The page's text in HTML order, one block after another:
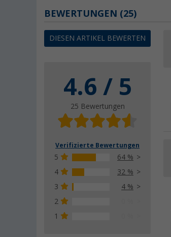
BEWERTUNGEN (25)
DIESEN ARTIKEL BEWERTEN
4.6 / 5
25 Bewertungen
Verifizierte Bewertungen
5
64 %
4
32 %
3
4 %
2
1